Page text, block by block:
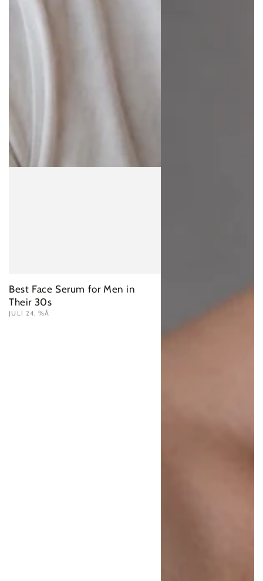
Best Face Serum for Men in
Their 30s
JULI 24, %Å